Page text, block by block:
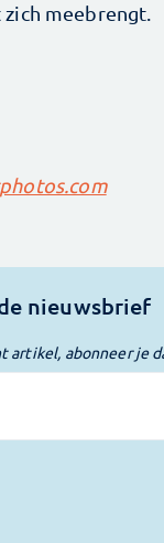
meebrengt.
nieuwsbrief
artikel, abonneer je